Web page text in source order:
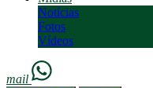
Notícias
Fotos
Vídeos
mail